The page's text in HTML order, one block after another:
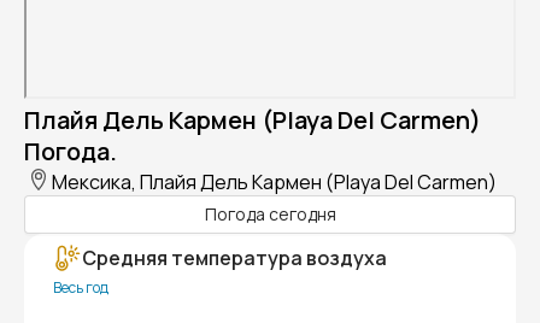
Плайя Дель Кармен (Playa Del Carmen)
Погода.
Мексика, Плайя Дель Кармен (Playa Del Carmen)
Погода сегодня
Средняя температура воздуха
Весь год